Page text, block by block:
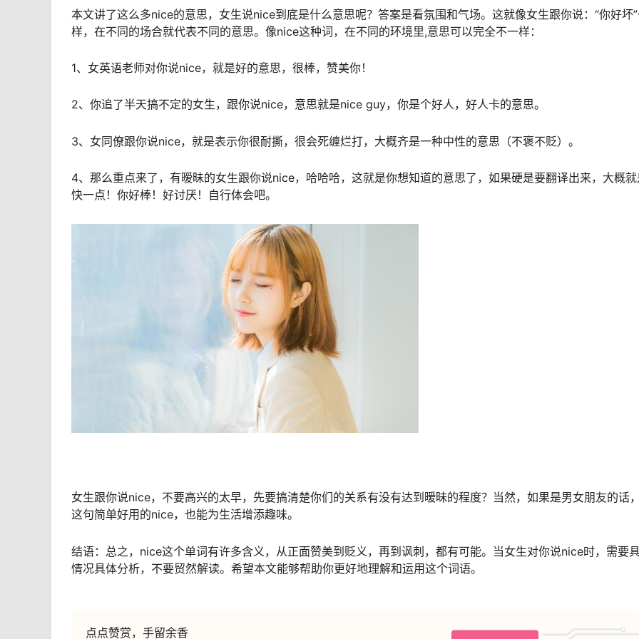
本文讲了这么多nice的意思，女生说nice到底是什么意思呢？答案是看氛围和气场。这就像女生跟你说：“你好坏
样，在不同的场合就代表不同的意思。像nice这种词，在不同的环境里,意思可以完全不一样：
1、女英语老师对你说nice，就是好的意思，很棒，赞美你！
2、你追了半天搞不定的女生，跟你说nice，意思就是nice guy，你是个好人，好人卡的意思。
3、女同僚跟你说nice，就是表示你很耐撕，很会死缠烂打，大概齐是一种中性的意思（不褒不贬）。
4、那么重点来了，有暧昧的女生跟你说nice，哈哈哈，这就是你想知道的意思了，如果硬是要翻译出来，大概
快一点！你好棒！好讨厌！自行体会吧。
女生跟你说nice，不要高兴的太早，先要搞清楚你们的关系有没有达到暧昧的程度？当然，如果是男女朋友的话
这句简单好用的nice，也能为生活增添趣味。
结语：总之，nice这个单词有许多含义，从正面赞美到贬义，再到讽刺，都有可能。当女生对你说nice时，需要
情况具体分析，不要贸然解读。希望本文能够帮助你更好地理解和运用这个词语。
点点赞赏，手留余香